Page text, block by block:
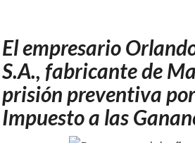
El empresario
S.A., fabricante de
prisión preventiva
Impuesto a las